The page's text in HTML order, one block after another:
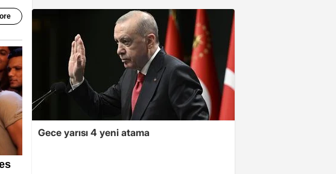
Gece yarısı 4 yeni atama